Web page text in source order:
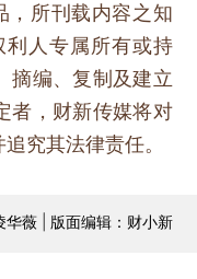
所刊载内容之知
人专属所有或持
摘编、复制及建立
者，财新传媒将对
究其法律责任。
华薇 | 版面编辑：财小新